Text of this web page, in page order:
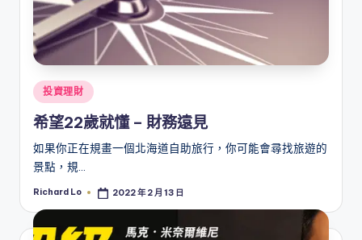
Posted
投資理財
希望22歲就懂 – 財務遠見
如果你正在規畫一個北海道自助旅行，你可能會尋找旅遊的
景點，規…
Posted
Richard Lo 2022 年 2 月 13 日